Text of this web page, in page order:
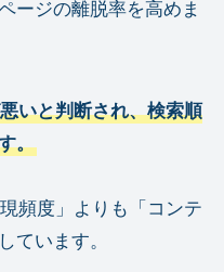
ージの離脱率を高めま
いと判断され、検索順
。
頻度」よりも「コンテ
ています。